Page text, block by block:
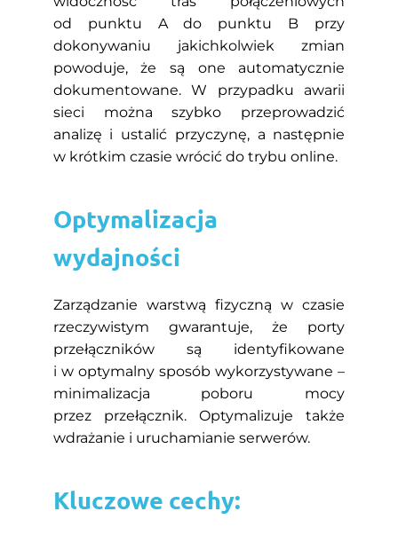
od punktu A do punktu B przy
dokonywaniu jakichkolwiek zmian
powoduje, że są one automatycznie
dokumentowane. W przypadku awarii
sieci można szybko przeprowadzić
analizę i ustalić przyczynę, a następnie
w krótkim czasie wrócić do trybu online.
Optymalizacja
wydajności
Zarządzanie warstwą fizyczną w czasie
rzeczywistym gwarantuje, że porty
przełączników są identyfikowane
i w optymalny sposób wykorzystywane –
minimalizacja poboru mocy
przez przełącznik. Optymalizuje także
wdrażanie i uruchamianie serwerów.
Kluczowe cechy: